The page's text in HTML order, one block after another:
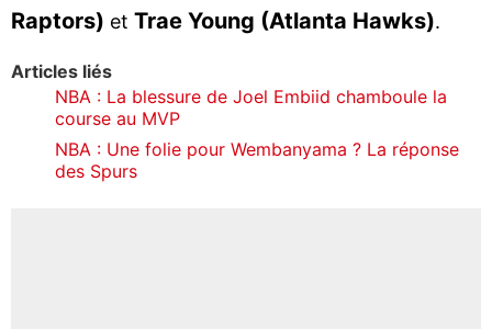
Raptors) et Trae Young (Atlanta Hawks).
Articles liés
NBA : La blessure de Joel Embiid chamboule la
course au MVP
NBA : Une folie pour Wembanyama ? La réponse
des Spurs